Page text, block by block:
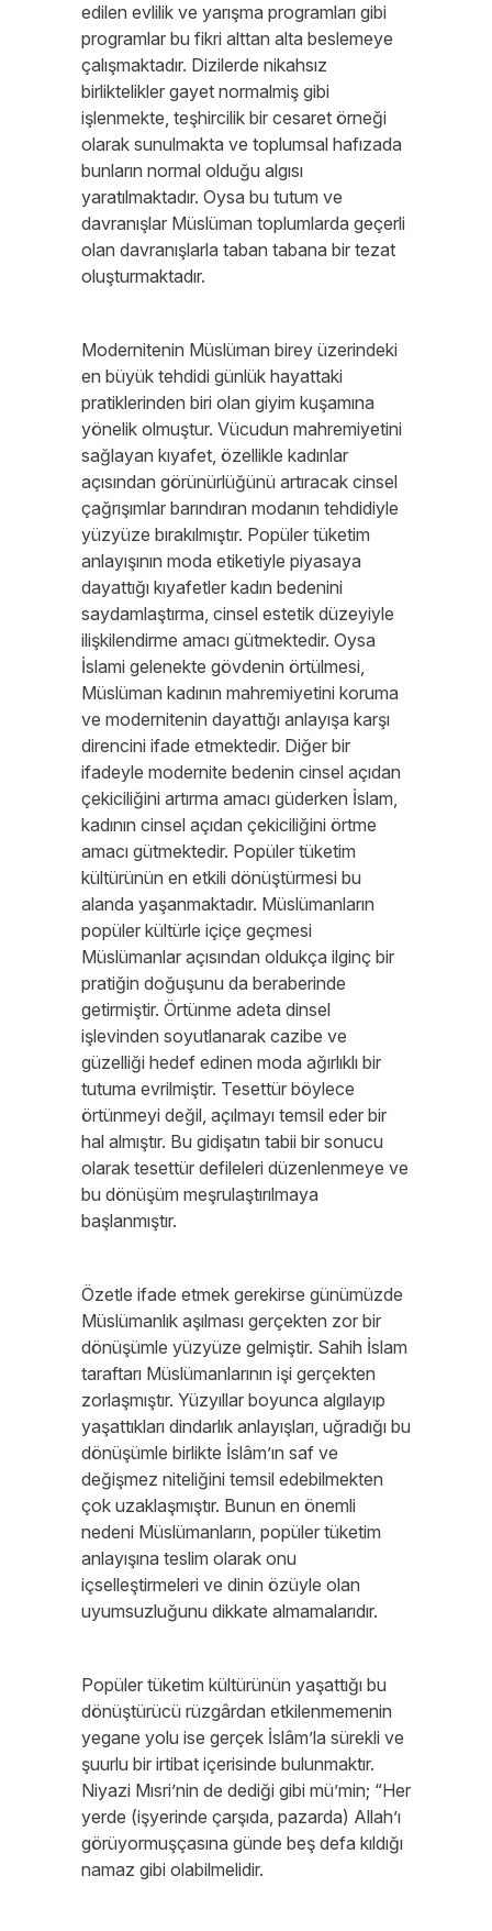
edilen evlilik ve yarışma programları gibi
programlar bu fikri alttan alta beslemeye
çalışmaktadır. Dizilerde nikahsız
birliktelikler gayet normalmiş gibi
işlenmekte, teşhircilik bir cesaret örneği
olarak sunulmakta ve toplumsal hafızada
bunların normal olduğu algısı
yaratılmaktadır. Oysa bu tutum ve
davranışlar Müslüman toplumlarda geçerli
olan davranışlarla taban tabana bir tezat
oluşturmaktadır.
Modernitenin Müslüman birey üzerindeki
en büyük tehdidi günlük hayattaki
pratiklerinden biri olan giyim kuşamına
yönelik olmuştur. Vücudun mahremiyetini
sağlayan kıyafet, özellikle kadınlar
açısından görünürlüğünü artıracak cinsel
çağrışımlar barındıran modanın tehdidiyle
yüzyüze bırakılmıştır. Popüler tüketim
anlayışının moda etiketiyle piyasaya
dayattığı kıyafetler kadın bedenini
saydamlaştırma, cinsel estetik düzeyiyle
ilişkilendirme amacı gütmektedir. Oysa
İslami gelenekte gövdenin örtülmesi,
Müslüman kadının mahremiyetini koruma
ve modernitenin dayattığı anlayışa karşı
direncini ifade etmektedir. Diğer bir
ifadeyle modernite bedenin cinsel açıdan
çekiciliğini artırma amacı güderken İslam,
kadının cinsel açıdan çekiciliğini örtme
amacı gütmektedir. Popüler tüketim
kültürünün en etkili dönüştürmesi bu
alanda yaşanmaktadır. Müslümanların
popüler kültürle içiçe geçmesi
Müslümanlar açısından oldukça ilginç bir
pratiğin doğuşunu da beraberinde
getirmiştir. Örtünme adeta dinsel
işlevinden soyutlanarak cazibe ve
güzelliği hedef edinen moda ağırlıklı bir
tutuma evrilmiştir. Tesettür böylece
örtünmeyi değil, açılmayı temsil eder bir
hal almıştır. Bu gidişatın tabii bir sonucu
olarak tesettür defileleri düzenlenmeye ve
bu dönüşüm meşrulaştırılmaya
başlanmıştır.
Özetle ifade etmek gerekirse günümüzde
Müslümanlık aşılması gerçekten zor bir
dönüşümle yüzyüze gelmiştir. Sahih İslam
taraftarı Müslümanlarının işi gerçekten
zorlaşmıştır. Yüzyıllar boyunca algılayıp
yaşattıkları dindarlık anlayışları, uğradığı bu
dönüşümle birlikte İslâm’ın saf ve
değişmez niteliğini temsil edebilmekten
çok uzaklaşmıştır. Bunun en önemli
nedeni Müslümanların, popüler tüketim
anlayışına teslim olarak onu
içselleştirmeleri ve dinin özüyle olan
uyumsuzluğunu dikkate almamalarıdır.
Popüler tüketim kültürünün yaşattığı bu
dönüştürücü rüzgârdan etkilenmemenin
yegane yolu ise gerçek İslâm’la sürekli ve
şuurlu bir irtibat içerisinde bulunmaktır.
Niyazi Mısri’nin de dediği gibi mü’min; “Her
yerde (işyerinde çarşıda, pazarda) Allah’ı
görüyormuşçasına günde beş defa kıldığı
namaz gibi olabilmelidir.